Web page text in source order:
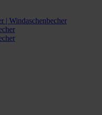
| Windaschenbecher